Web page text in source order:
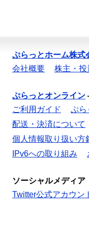
ぷらっとホーム株式
会社概要
株主・投
ぷらっとオンライン
ご利用ガイド
ぷら
配送・決済について
個人情報取り扱い方
IPv6への取り組み
ソーシャルメディア
Twitter公式アカウン